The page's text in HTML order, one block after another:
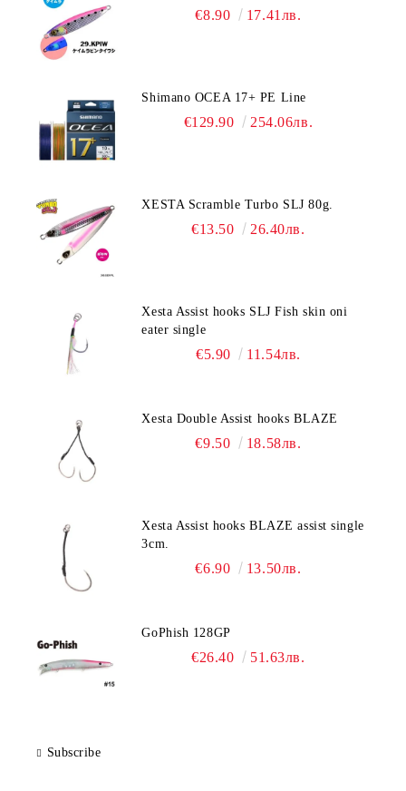
€8.90 17.41лв.
Shimano OCEA 17+ PE Line
€129.90 254.06лв.
XESTA Scramble Turbo SLJ 80g.
€13.50 26.40лв.
Xesta Assist hooks SLJ Fish skin oni
eater single
€5.90 11.54лв.
Xesta Double Assist hooks BLAZE
€9.50 18.58лв.
Xesta Assist hooks BLAZE assist single
3cm.
€6.90 13.50лв.
GoPhish 128GP
€26.40 51.63лв.
Subscribe